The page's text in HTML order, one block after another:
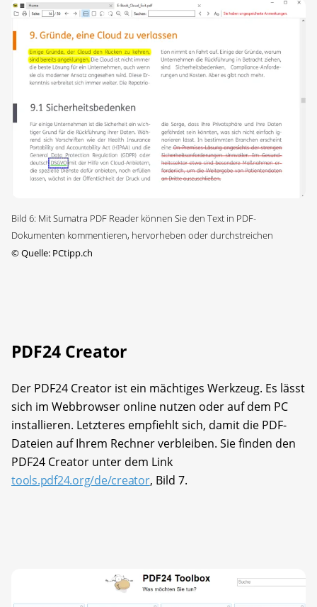
Bild 6: Mit Sumatra PDF Reader können Sie den Text in PDF-
Dokumenten kommentieren, hervorheben oder durchstreichen
©Quelle: PCtipp.ch
PDF24 Creator
Der PDF24 Creator ist ein mächtiges Werkzeug. Es lässt
sich im Webbrowser online nutzen oder auf dem PC
installieren. Letzteres empfiehlt sich, damit die PDF-
Dateien auf Ihrem Rechner verbleiben. Sie finden den
PDF24 Creator unter dem Link
tools.pdf24.org/de/creator, Bild 7.